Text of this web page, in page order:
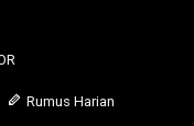
Rumus Harian